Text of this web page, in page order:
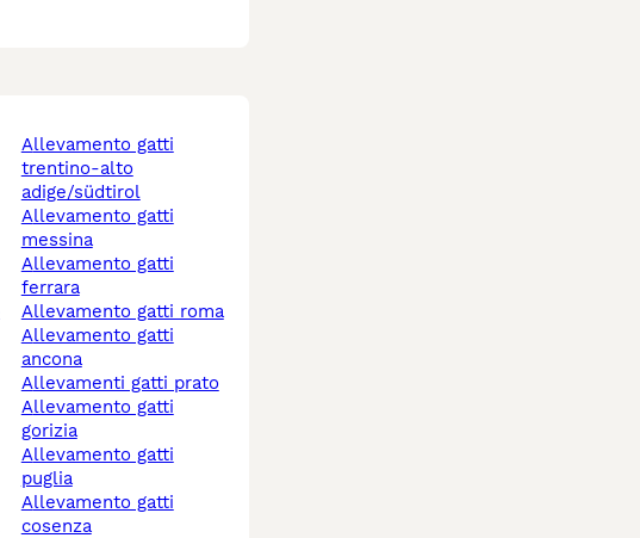
allevamento gatti
trentino-alto
adige/südtirol
allevamento gatti
messina
allevamento gatti
ferrara
allevamento gatti roma
allevamento gatti
ancona
allevamenti gatti prato
allevamento gatti
gorizia
allevamento gatti
puglia
allevamento gatti
cosenza